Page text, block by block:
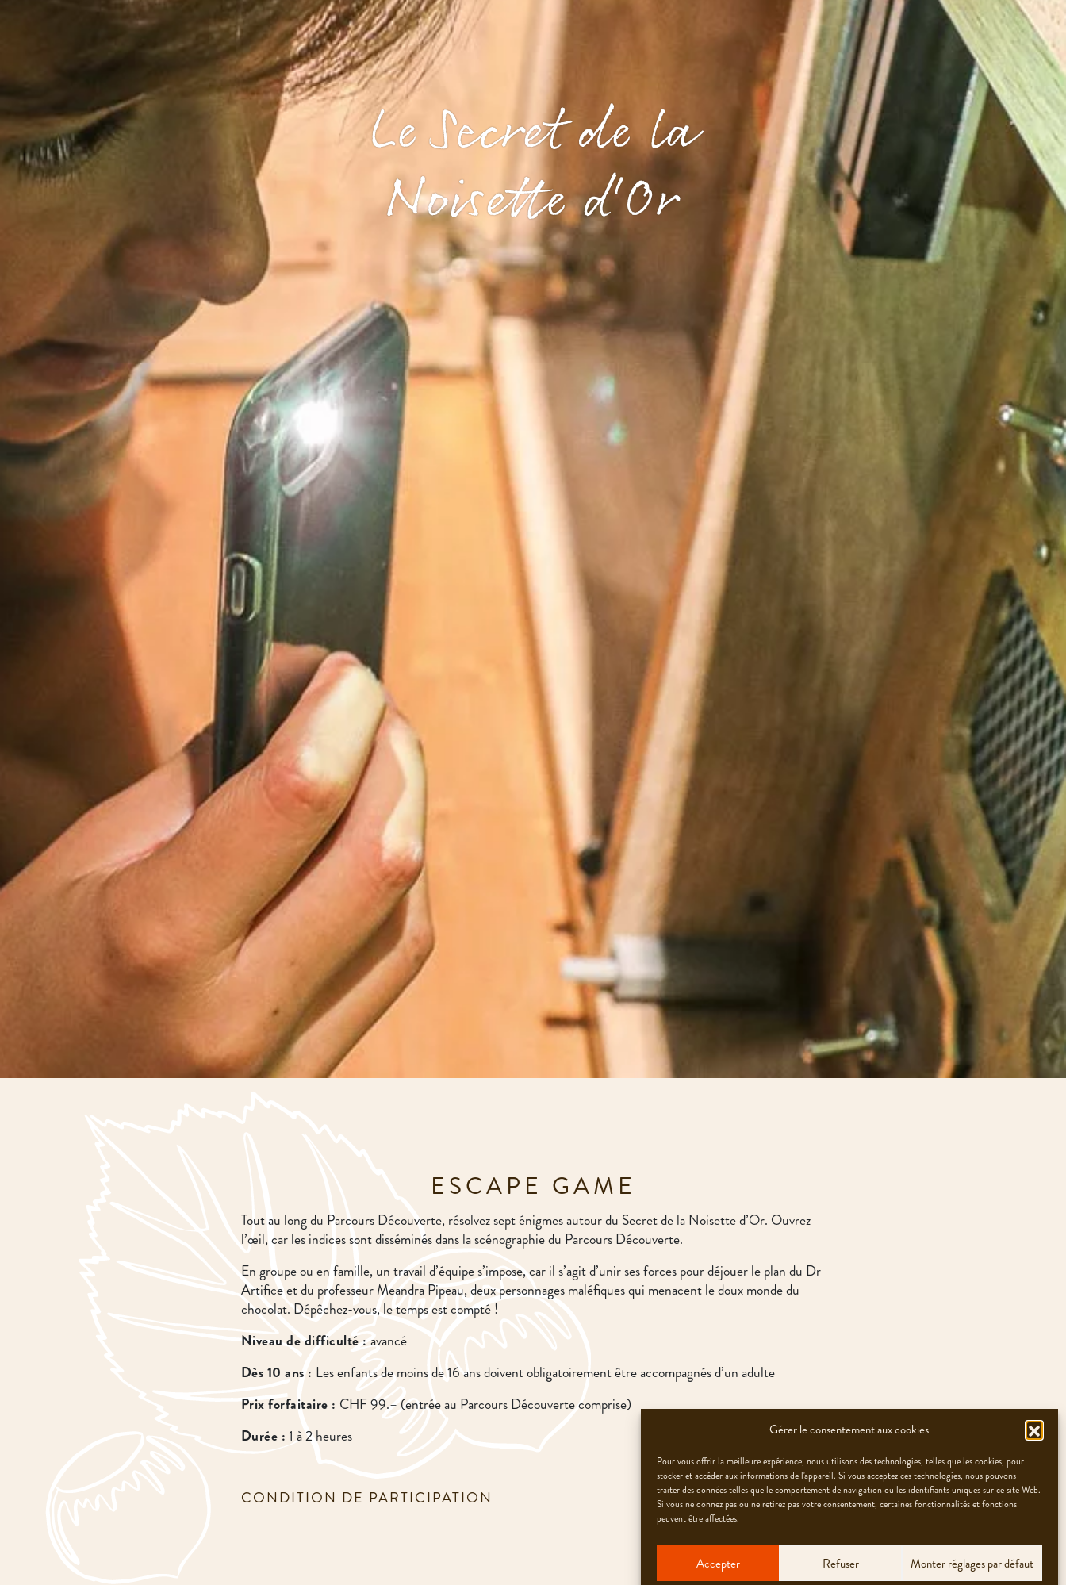
Gérer le consentement aux cookies
Pour vous offrir la meilleure expérience, nous utilisons des technologies, telles que les cookies, pour
stocker et accéder aux informations de l'appareil. Si vous acceptez ces technologies, nous pouvons
traiter des données telles que le comportement de navigation ou les identifiants uniques sur ce site Web.
Si vous ne donnez pas ou ne retirez pas votre consentement, certaines fonctionnalités et fonctions
peuvent être affectées.
Accepter Refuser Monter réglages par défaut
Le Secret de la
Noisette d'Or
ESCAPE GAME
Tout au long du Parcours Découverte, résolvez sept énigmes autour du Secret de la Noisette d’Or. Ouvrez
l’œil, car les indices sont disséminés dans la scénographie du Parcours Découverte.
En groupe ou en famille, un travail d’équipe s’impose, car il s’agit d’unir ses forces pour déjouer le plan du Dr
Artifice et du professeur Meandra Pipeau, deux personnages maléfiques qui menacent le doux monde du
chocolat. Dépêchez-vous, le temps est compté !
Niveau de difficulté :avancé
Dès 10 ans : Les enfants de moins de 16 ans doivent obligatoirement être accompagnés d’un adulte
Prix forfaitaire : CHF 99.– (entrée au Parcours Découverte comprise)
Durée : 1 à 2 heures
CONDITION DE PARTICIPATION